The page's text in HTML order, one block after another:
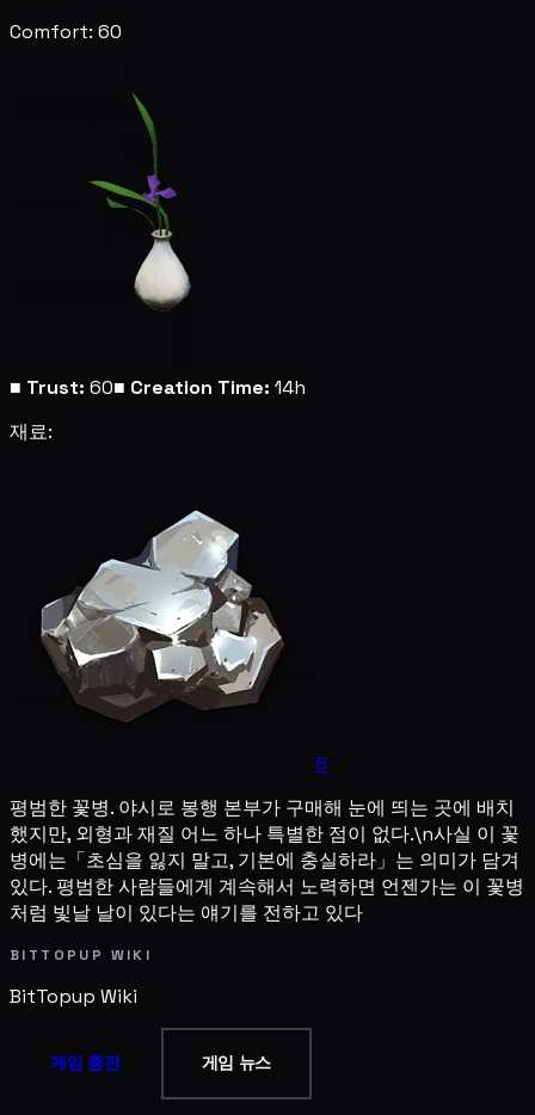
Comfort: 60
■ Trust: 60■ Creation Time: 14h
재료:
8
평범한 꽃병. 야시로 봉행 본부가 구매해 눈에 띄는 곳에 배치
했지만, 외형과 재질 어느 하나 특별한 점이 없다.\n사실 이 꽃
병에는「초심을 잃지 말고, 기본에 충실하라」는 의미가 담겨
있다. 평범한 사람들에게 계속해서 노력하면 언젠가는 이 꽃병
처럼 빛날 날이 있다는 얘기를 전하고 있다
BITTOPUP WIKI
BitTopup Wiki
게임 충전 게임 뉴스